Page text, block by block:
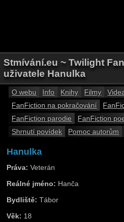
Stmívání.eu ~ Twilight
uživatele Hanulka
O webu Info Knihy Filmy
FanFiction na pokračování
FanFiction parodie
FanFiction
Shrnutí povídek
Pomoc autorům
Hanulka
Práva: Veterán
Reálné jméno: Hanča
Bydliště: Tábor
Věk: 18